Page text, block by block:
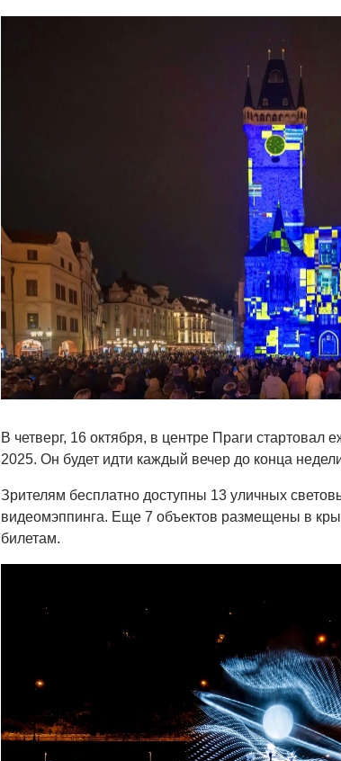
В четверг, 16 октября, в центре Праги стартовал
2025. Он будет идти каждый вечер до конца
Зрителям бесплатно доступны 13 уличных
видеомэппинга. Еще 7 объектов размещены в
билетам.